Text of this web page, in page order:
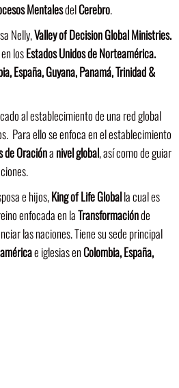
MentalesdelCerebro.
Nelly,Valley of Decision Global Ministries.
losEstados Unidos de Norteamérica.
España, Guyana, Panamá, Trinidad &
al establecimiento de una red global
Para ello se enfoca en el establecimiento
de Oracióna nivel global, así como de guiar
e hijos,King of Life Globalla cual es
enfocada en laTransformaciónde
las naciones. Tiene su sede principal
e iglesias en Colombia, España,